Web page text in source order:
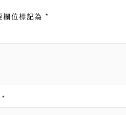
欄位標記為 *